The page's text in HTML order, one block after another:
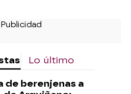
Lo último
de berenjenas a